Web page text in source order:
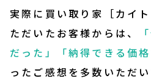
実際に買い取り家［カイ
ただいたお客様からは、
だった」「納得できる価格
ったご感想を多数いただい